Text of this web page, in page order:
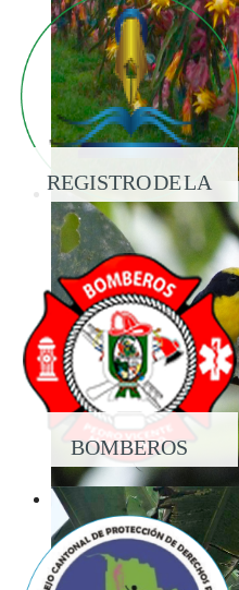
REGISTRO DE LA
PROPIEDAD
BOMBEROS